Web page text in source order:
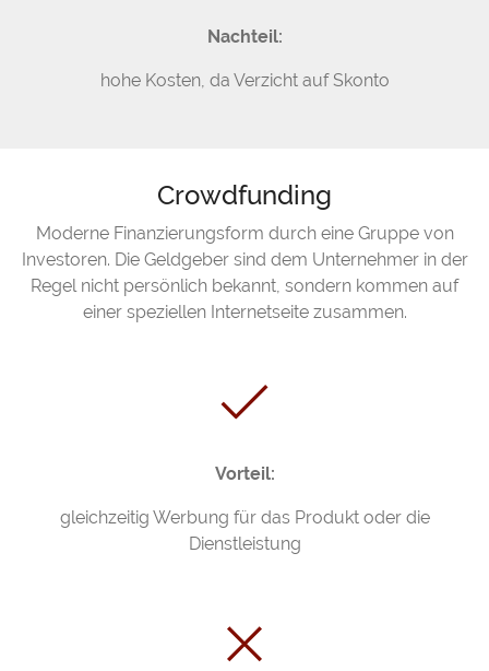
Nachteil:
hohe Kosten, da Verzicht auf Skonto
Crowdfunding
Moderne Finanzierungsform durch eine Gruppe von
Investoren. Die Geldgeber sind dem Unternehmer in der
Regel nicht persönlich bekannt, sondern kommen auf
einer speziellen Internetseite zusammen.
Vorteil:
gleichzeitig Werbung für das Produkt oder die
Dienstleistung